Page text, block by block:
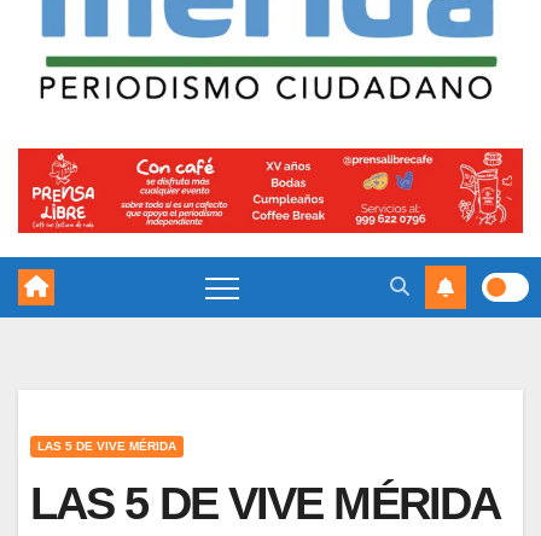
LAS 5 DE VIVE MÉRIDA
LAS 5 DE VIVE MÉRIDA